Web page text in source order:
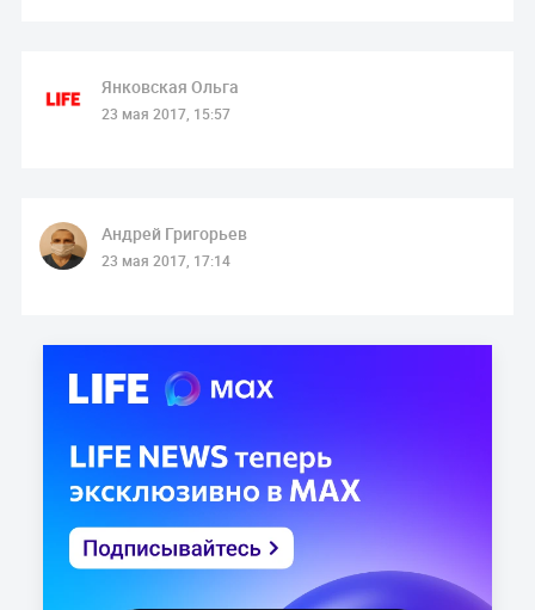
Янковская Ольга
23 мая 2017, 15:57
Андрей Григорьев
23 мая 2017, 17:14